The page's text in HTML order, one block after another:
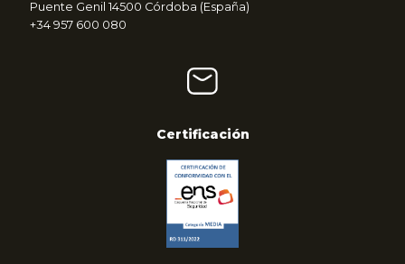
Puente Genil 14500 Córdoba (España)
+34 957 600 080
Certificación